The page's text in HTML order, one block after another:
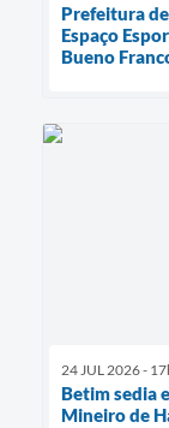
Prefeitura
Espaço
Bueno
24 JUL 2026 -
Betim sedia
Mineiro de